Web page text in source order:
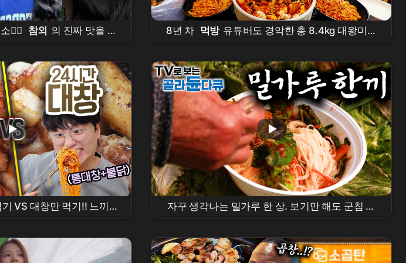
🙅‍♀️ 참외 의 진짜 맛을 알
언니 찐 반응
8년 차 먹방 유튜버도 경악한 총 8.4kg 대왕미친
짬뽕 도전 먹방 ! 다 먹으면 상금 50만원!
VS 대창만 먹기!! 느끼해
사람은 누구인가?!
자꾸 생각나는 밀가루 한 상. 보기만 해도 군침 도
는 국수부터 도넛까지 푸짐하다｜🍜 속까지 뜨끈
#tv로보는골라듄다큐